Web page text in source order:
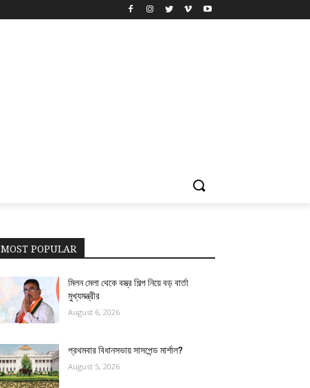
MOST POPULAR
মিলন মেলা থেকে বস্ত্র শিল্প নিয়ে বড় বার্তা
মুখ্যমন্ত্রীর
August 6, 2026
প্রথমবার বিধানসভায় সাসপেন্ড মার্শাল?
August 5, 2026